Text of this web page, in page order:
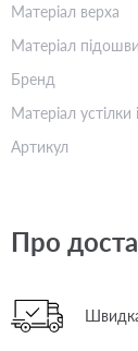
Матеріал верха
Матеріал підошви
Бренд
Матеріал устілки
Артикул
Про